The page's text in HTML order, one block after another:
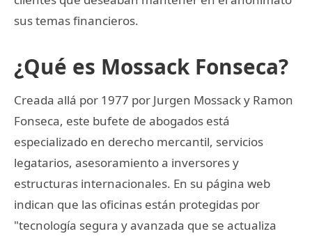
sus temas financieros.
¿Qué es Mossack Fonseca?
Creada allá por 1977 por Jurgen Mossack y Ramon
Fonseca, este bufete de abogados está
especializado en derecho mercantil, servicios
legatarios, asesoramiento a inversores y
estructuras internacionales. En su página web
indican que las oficinas están protegidas por
"tecnología segura y avanzada que se actualiza